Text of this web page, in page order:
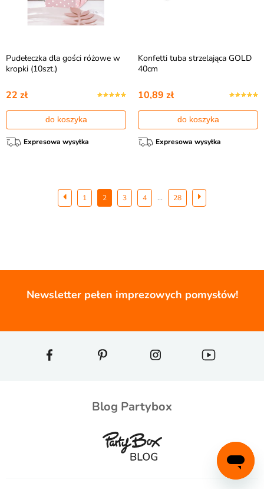
Pudełeczka dla gości różowe w
kropki (10szt.)
22 zł
do koszyka
Expresowa wysyłka
Konfetti tuba strzelająca GOLD
40cm
10,89 zł
do koszyka
Expresowa wysyłka
1 2 3 4 ... 28
Newsletter pełen imprezowych pomysłów!
Blog Partybox